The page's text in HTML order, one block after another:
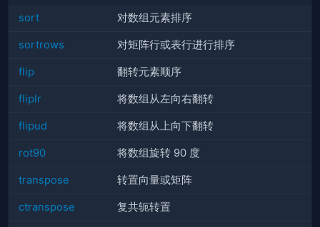
sort 对数组元素排序
sortrows 对矩阵行或表行进行排序
flip 翻转元素顺序
fliplr 将数组从左向右翻转
flipud 将数组从上向下翻转
rot90 将数组旋转 90 度
transpose 转置向量或矩阵
ctranspose 复共轭转置